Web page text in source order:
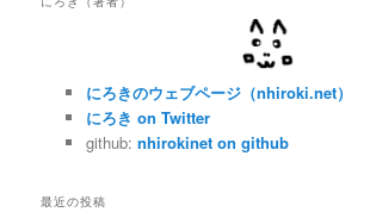
にろきのウェブページ（nhiroki.net）
にろき on Twitter
github: nhirokinet on github
最近の投稿